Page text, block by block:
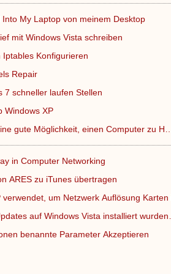
Into My Laptop von meinem Desktop
mit Windows Vista schreiben
Konfigurieren
Repair
7 schneller laufen Stellen
Windows XP
gute Möglichkeit, einen Computer zu H…
in Computer Networking
ARES zu iTunes übertragen
verwendet, um Netzwerk Auflösung Karten
auf Windows Vista installiert
benannte Parameter Akzeptieren